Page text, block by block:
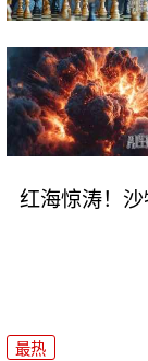
红海惊涛！
最热